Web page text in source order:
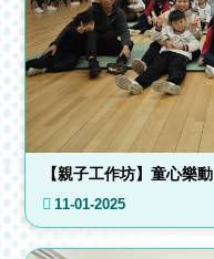
【親子工作坊】童心樂動
11-01-2025